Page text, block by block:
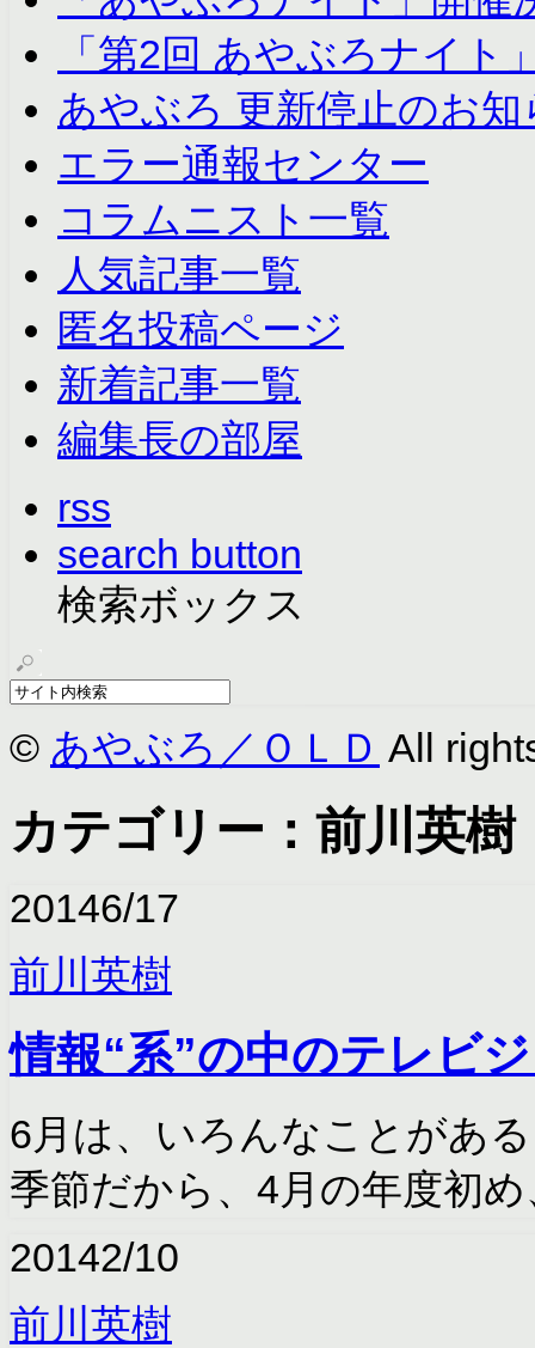
「第2回 あやぶろナイト
あやぶろ 更新停止のお知
エラー通報センター
コラムニスト一覧
人気記事一覧
匿名投稿ページ
新着記事一覧
編集長の部屋
rss
search button
検索ボックス
© あやぶろ／ＯＬＤ All
カテゴリー：前川英樹
20146/17
前川英樹
情報“系”の中のテレビ
6月は、いろんなことがあ
季節だから、4月の年度初
20142/10
前川英樹